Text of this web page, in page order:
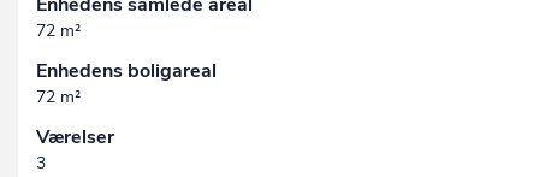
72 m²
Enhedens boligareal
72 m²
Værelser
3